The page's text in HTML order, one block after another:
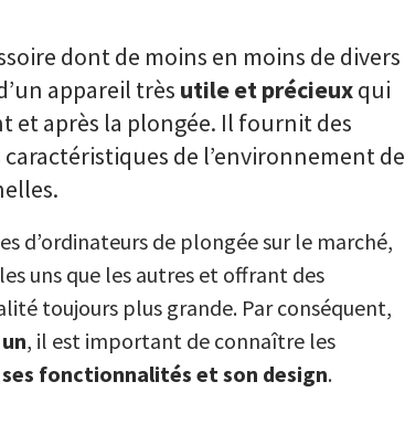
dont de moins en moins de divers
appareil très utile et précieuxqui
et après la plongée. Il fournit des
caractéristiques de l’environnement de
d’ordinateurs de plongée sur le marché,
les uns que les autres et offrant des
toujours plus grande. Par conséquent,
, il est important de connaître les
fonctionnalités et son design.